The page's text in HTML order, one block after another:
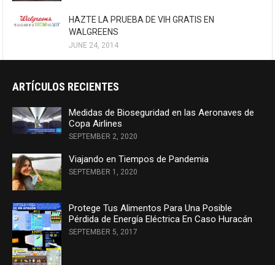
HAZTE LA PRUEBA DE VIH GRATIS EN
WALGREENS
JUNE 24, 2014
ARTÍCULOS RECIENTES
Medidas de Bioseguridad en las Aeronaves de
Copa Airlines
SEPTEMBER 2, 2020
Viajando en Tiempos de Pandemia
SEPTEMBER 1, 2020
Protege Tus Alimentos Para Una Posible
Pérdida de Energía Eléctrica En Caso Huracán
SEPTEMBER 5, 2017